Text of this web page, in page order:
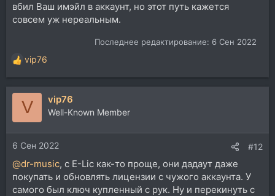
вбил Ваш имэйл в аккаунт, но этот путь кажется
совсем уж нереальным.
Последнее редактирование: 6 Сен 2022
Р
е
а
и
и
:
vip76
V vip76
Well-Known Member
6 Сен 2022 #12
@dr-music, с E-Lic как-то проще, они дадаут даже
покупать и обновлять лицензии с чужого аккаунта. У
самого был ключ купленный с рук. Ну и перекинуть с